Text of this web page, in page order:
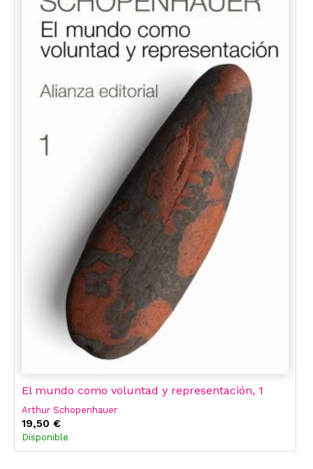
El mundo como voluntad y representación, 1
Arthur Schopenhauer
19,50 €
Disponible